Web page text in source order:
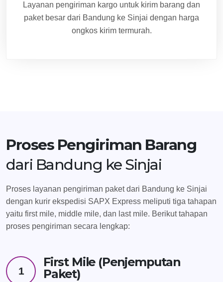
Layanan pengiriman kargo untuk kirim barang dan
paket besar dari Bandung ke Sinjai dengan harga
ongkos kirim termurah.
Proses Pengiriman Barang
dari Bandung ke Sinjai
Proses layanan pengiriman paket dari Bandung ke Sinjai
dengan kurir ekspedisi SAPX Express meliputi tiga tahapan
yaitu first mile, middle mile, dan last mile. Berikut tahapan
proses pengiriman secara lengkap:
1
First Mile (Penjemputan
Paket)